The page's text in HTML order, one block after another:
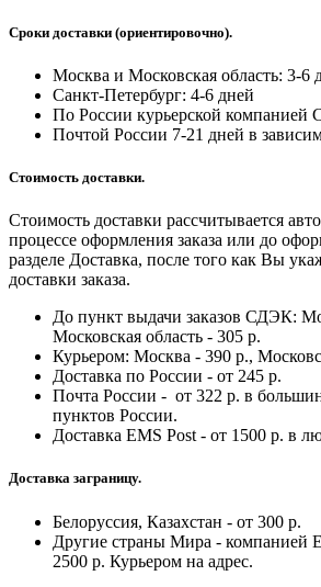
Сроки доставки (ориентировочно).
Москва и Московская область: 3-6
Санкт-Петербург: 4-6 дней
По России курьерской компанией
Почтой России 7-21 дней в
Стоимость доставки.
Стоимость доставки рассчитывается
процессе оформления заказа или до
разделе Доставка, после того как Вы
доставки заказа.
До пункт выдачи заказов СДЭК:
Московская область - 305 р.
Курьером: Москва - 390 р.,
Доставка по России - от 245 р.
Почта России - от 322 р. в
пунктов России.
Доставка EMS Post - от 1500 р. в
Доставка заграницу.
Белоруссия, Казахстан - от 300 р.
Другие страны Мира - компанией
2500 р. Курьером на адрес.